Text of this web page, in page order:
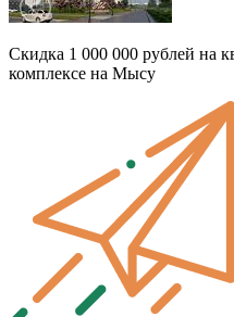
Скидка 1 000 000 рублей на
комплексе на Мысу